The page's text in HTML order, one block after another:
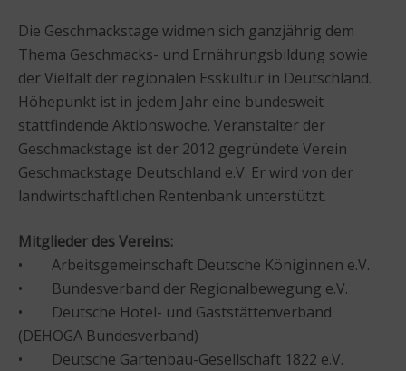
Die Geschmackstage widmen sich ganzjährig dem
Thema Geschmacks- und Ernährungsbildung sowie
der Vielfalt der regionalen Esskultur in Deutschland.
Höhepunkt ist in jedem Jahr eine bundesweit
stattfindende Aktionswoche. Veranstalter der
Geschmackstage ist der 2012 gegründete Verein
Geschmackstage Deutschland e.V. Er wird von der
landwirtschaftlichen Rentenbank unterstützt.
Mitglieder des Vereins:
• Arbeitsgemeinschaft Deutsche Königinnen e.V.
• Bundesverband der Regionalbewegung e.V.
• Deutsche Hotel- und Gaststättenverband
(DEHOGA Bundesverband)
• Deutsche Gartenbau-Gesellschaft 1822 e.V.